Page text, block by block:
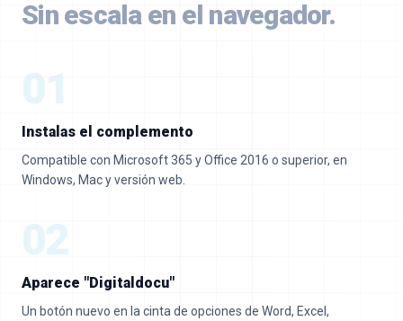
Sin escala en el navegador.
01
Instalas el complemento
Compatible con Microsoft 365 y Office 2016 o superior, en
Windows, Mac y versión web.
02
Aparece "Digitaldocu"
Un botón nuevo en la cinta de opciones de Word, Excel,